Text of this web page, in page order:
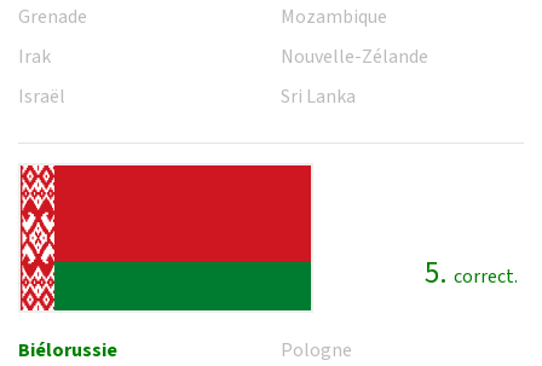
Grenade
Irak
Israël
Mozambique
Nouvelle-Zélande
Sri Lanka
5. correct.
Biélorussie
Pologne